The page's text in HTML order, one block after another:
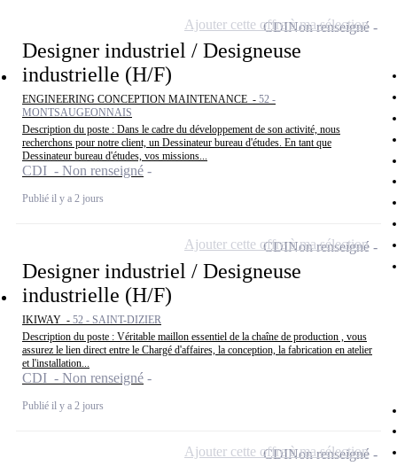
Designer industriel / Designeuse
industrielle (H/F)
ENGINEERING CONCEPTION MAINTENANCE - 52 -
MONTSAUGEONNAIS
Description du poste : Dans le cadre du développement de son activité, nous
recherchons pour notre client, un Dessinateur bureau d'études. En tant que
Dessinateur bureau d'études, vos missions...
CDI - Non renseigné
Publié il y a 2 jours
CDINon renseigné
Ajouter cette offre à ma sélection
Designer industriel / Designeuse
industrielle (H/F)
IKIWAY - 52 - SAINT-DIZIER
Description du poste : Véritable maillon essentiel de la chaîne de production , vous
assurez le lien direct entre le Chargé d'affaires, la conception, la fabrication en atelier
et l'installation...
CDI - Non renseigné
Publié il y a 2 jours
CDINon renseigné
Ajouter cette offre à ma sélection
CDINon renseigné
Ajouter cette offre à ma sélection